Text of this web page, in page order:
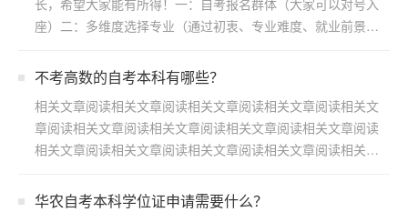
长，希望大家能有所得！一：自考报名群体（大家可以对号入
座）二：多维度选择专业（通过初衷、专业难度、就业前景方
不考高数的自考本科有哪些？
相关文章阅读相关文章阅读相关文章阅读相关文章阅读相关文
章阅读相关文章阅读相关文章阅读相关文章阅读相关文章阅读
相关文章阅读相关文章阅读相关文章阅读相关文章阅读相关文
华农自考本科学位证申请需要什么？